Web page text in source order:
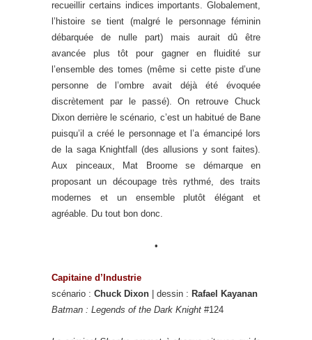
recueillir certains indices importants. Globalement,
l’histoire se tient (malgré le personnage féminin
débarquée de nulle part) mais aurait dû être
avancée plus tôt pour gagner en fluidité sur
l’ensemble des tomes (même si cette piste d’une
personne de l’ombre avait déjà été évoquée
discrètement par le passé). On retrouve Chuck
Dixon derrière le scénario, c’est un habitué de Bane
puisqu’il a créé le personnage et l’a émancipé lors
de la saga Knightfall (des allusions y sont faites).
Aux pinceaux, Mat Broome se démarque en
proposant un découpage très rythmé, des traits
modernes et un ensemble plutôt élégant et
agréable. Du tout bon donc.
•
Capitaine d’Industrie
scénario : Chuck Dixon | dessin : Rafael Kayanan
Batman : Legends of the Dark Knight #124